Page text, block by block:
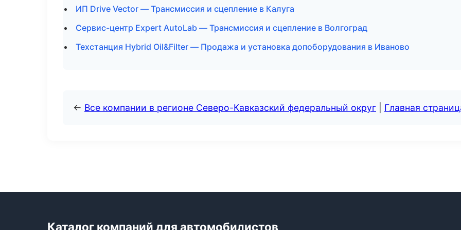
ИП Drive Vector — Трансмиссия и сцепление в Калуга
Сервис-центр Expert AutoLab — Трансмиссия и сцепление в Волгоград
Техстанция Hybrid Oil&Filter — Продажа и установка допоборудования в Иваново
← Все компании в регионе Северо-Кавказский федеральный округ Главная
Каталог компаний для автомобилистов